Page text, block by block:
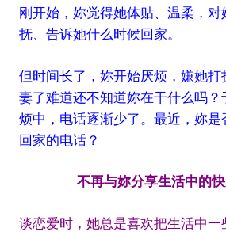
刚开始，妳觉得她体贴、温柔，
抚、告诉她什么时候回家。
但时间长了，妳开始厌烦，嫌她
妻了难道还不知道妳在干什么吗
烦中，电话逐渐少了。最近，妳
回家的电话？
不再与妳分享生活中的
谈恋爱时，她总是喜欢把生活中